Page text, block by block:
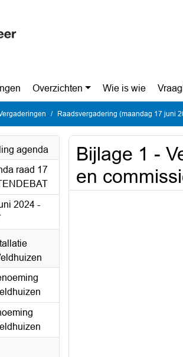
Overzichten Wie is wie
Raadsvergadering (maandag 17 juni
agenda
raad 17
2024 -
Bijlage 1 -
en